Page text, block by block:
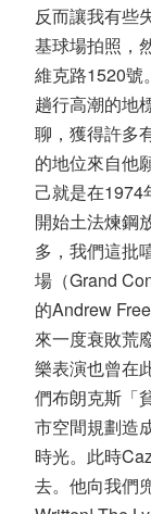
反而讓我有些
基球場拍照，
維克路1520號
趟行高潮的地
聊，獲得許多
的地位來自他
己就是在1974
開始土法煉鋼
多，我們這批
場（Grand
的Andrew
來一度衰敗荒
樂表演也曾在
們布朗克斯「
市空間規劃造
時光。此時
去。他向我們